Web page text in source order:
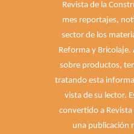
Revista de la
mes reportajes,
sector de los
Reforma y
sobre productos,
tratando esta
vista de su lector.
convertido a
una publicación